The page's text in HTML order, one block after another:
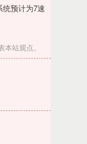
预计为7速
站观点。